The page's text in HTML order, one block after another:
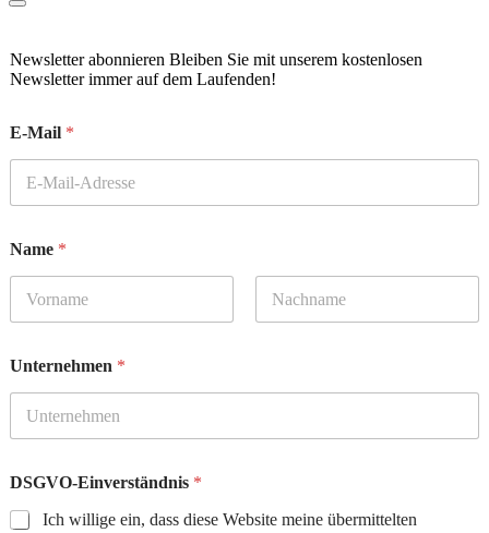
Newsletter abonnieren Bleiben Sie mit unserem kostenlosen
Newsletter immer auf dem Laufenden!
E-Mail *
Name *
Unternehmen *
DSGVO-Einverständnis *
Ich willige ein, dass diese Website meine übermittelten